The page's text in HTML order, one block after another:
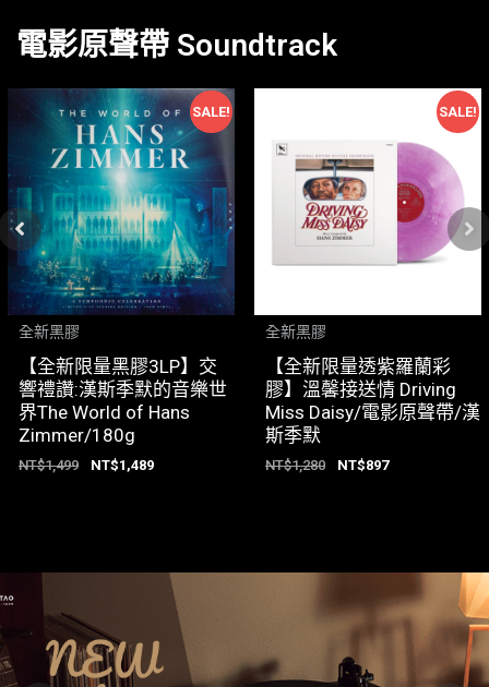
電影原聲帶 Soundtrack
SALE!
全新黑膠
【全新限量黑膠3LP】交
響禮讚:漢斯季默的音樂世
界The World of Hans
Zimmer/180g
NT$1,499 NT$1,489
SALE!
全新黑膠
【全新限量透紫羅蘭彩
膠】溫馨接送情 Driving
Miss Daisy/電影原聲帶/漢
斯季默
NT$1,280 NT$897